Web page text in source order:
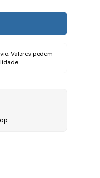
Valores podem